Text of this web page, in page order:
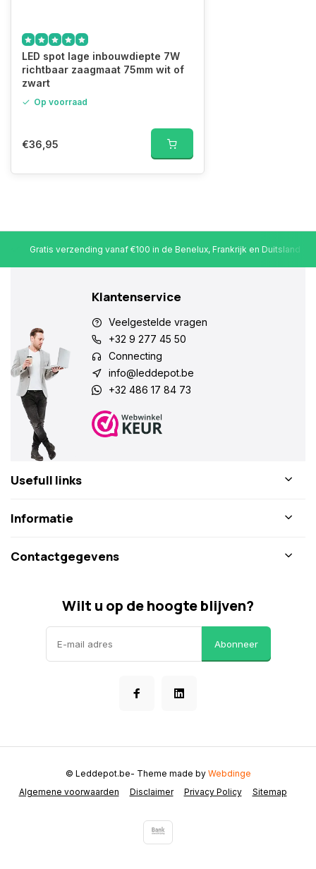
LED spot lage inbouwdiepte 7W
richtbaar zaagmaat 75mm wit of
zwart
Op voorraad
€36,95
Gratis verzending vanaf €100 in de Benelux, Frankrijk en Duitsland
Klantenservice
Veelgestelde vragen
+32 9 277 45 50
Connecting
info@leddepot.be
+32 486 17 84 73
Usefull links
Informatie
Contactgegevens
Wilt u op de hoogte blijven?
Abonneer
Algemene voorwaarden Disclaimer Privacy Policy Sitemap
© Leddepot.be- Theme made by Webdinge